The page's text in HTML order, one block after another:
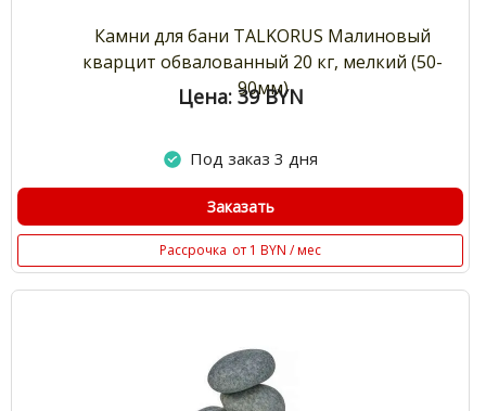
Камни для бани TALKORUS Малиновый
кварцит обвалованный 20 кг, мелкий (50-
90мм)
Цена: 39 BYN
Под заказ 3 дня
Заказать
Рассрочка от 1 BYN / мес